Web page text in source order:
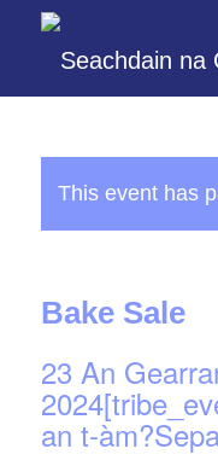
This event has
Bake Sale
23 An
an t-